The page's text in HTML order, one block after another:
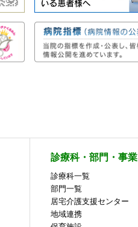
診療科・部門・事業
診療科一覧
部門一覧
居宅介護支援センター
地域連携